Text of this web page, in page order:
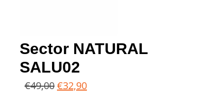
Sector NATURAL
SALU02
€49,00€32,90